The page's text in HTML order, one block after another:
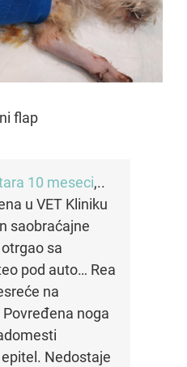
flap
10 meseci,..
u VET Kliniku
saobraćajne
sa
pod auto… Rea
na
noga
Nedostaje